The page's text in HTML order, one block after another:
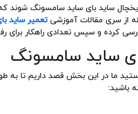
ساید بای ساید سامسونگ شوند که
از سری مقالات آموزشیتعمیر ساید
کرده و سپس تعدادی راهکار برای
ما در این بخش قصد داریم تا به
باشید: